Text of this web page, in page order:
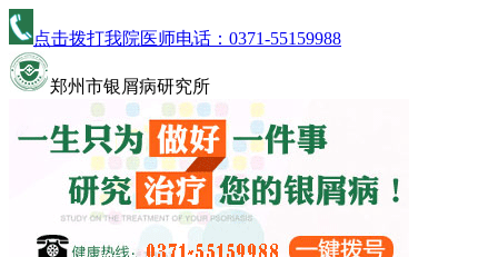
点击拨打我院医师电话： 0371-55159988
郑州市银屑病研究所